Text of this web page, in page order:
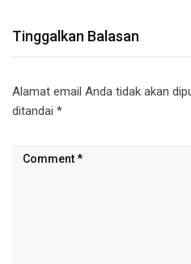
Tinggalkan Balasan
Alamat email Anda tidak akan
ditandai *